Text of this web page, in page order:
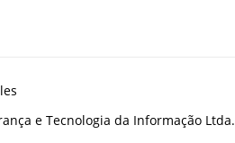
e Tecnologia da Informação Ltda.